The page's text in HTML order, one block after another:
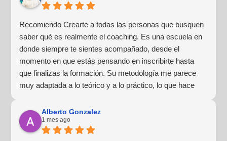
Recomiendo Crearte a todas las personas que busquen
saber qué es realmente el coaching. Es una escuela en
donde siempre te sientes acompañado, desde el
momento en que estás pensando en inscribirte hasta
que finalizas la formación. Su metodología me parece
muy adaptada a lo teórico y a lo práctico, lo que hace
¡Para mí fue una excelente experiencia!
Alberto Gonzalez
1 mes ago